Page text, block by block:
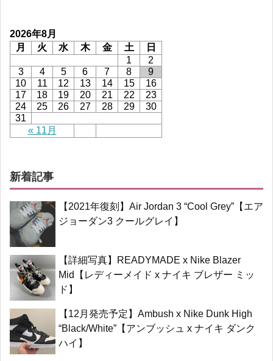
2026年8月
月
火 水 木 金 土 日
« 11月
1
2
3
4 5 6 7 8
9
10
11 12 13 14 15
16
17
18 19 20 21 22
23
24
25 26 27 28 29
30
31
新着記事
【2021年復刻】Air Jordan 3 “Cool Grey”【エア
ジョーダン3 クールグレイ】
【詳細写真】READYMADE x Nike Blazer
Mid【レディーメイド x ナイキ ブレザー ミッ
ド】
【12月発売予定】Ambush x Nike Dunk High
“Black/White”【アンブッシュ x ナイキ ダンク
ハイ】